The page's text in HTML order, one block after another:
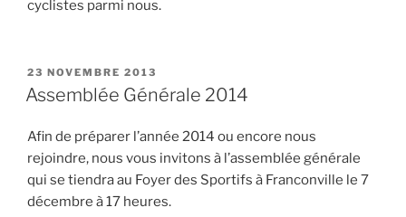
cyclistes parmi nous.
PUBLIÉ
LE
23 NOVEMBRE 2013
Assemblée Générale 2014
Afin de préparer l’année 2014 ou encore nous
rejoindre, nous vous invitons à l’assemblée générale
qui se tiendra au Foyer des Sportifs à Franconville le 7
décembre à 17 heures.